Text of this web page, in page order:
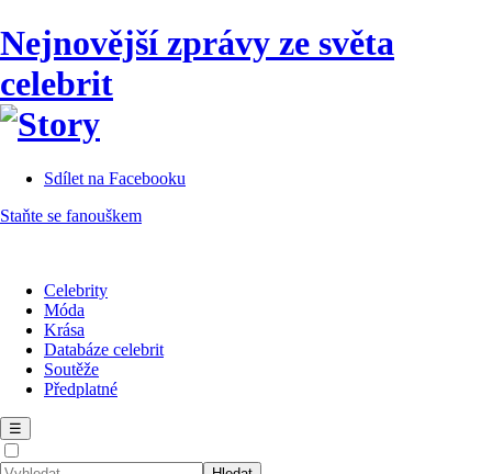
Nejnovější zprávy ze světa
celebrit
Sdílet na Facebooku
Staňte se fanouškem
Celebrity
Móda
Krása
Databáze celebrit
Soutěže
Předplatné
☰